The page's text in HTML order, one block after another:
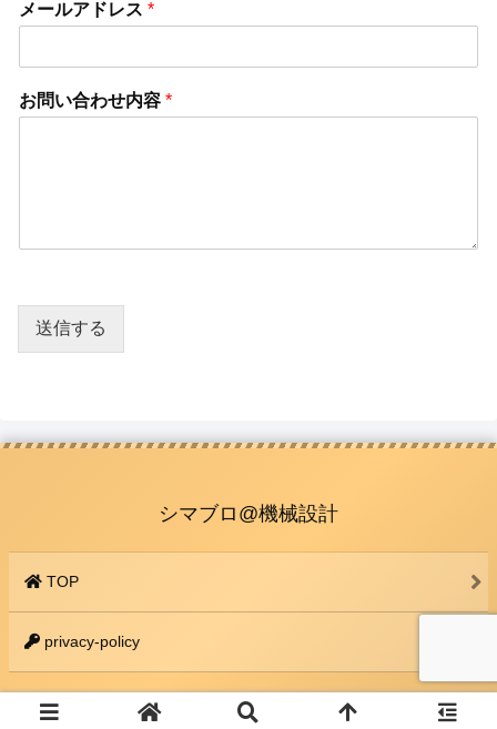
メールアドレス *
お問い合わせ内容 *
送信する
シマブロ@機械設計
TOP
privacy-policy
© 2022 シマブロ@機械設計.